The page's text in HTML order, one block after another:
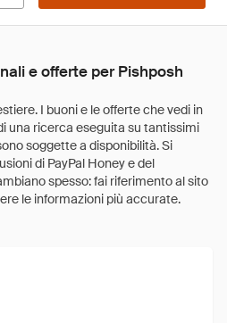
e offerte per Pishposh